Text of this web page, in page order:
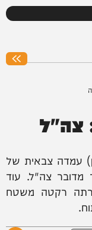
צה"ל
עמדה צבאית של
צה"ל. עוד
רקטה משטח